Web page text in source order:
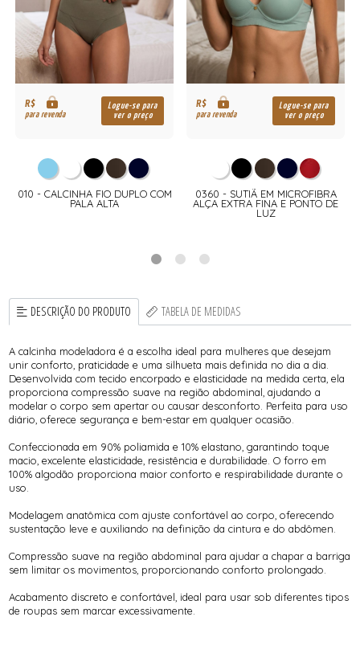
R$
para revenda
Logue-se para
ver o preço
010 - CALCINHA FIO DUPLO COM
PALA ALTA
R$
para revenda
Logue-se para
ver o preço
0360 - SUTIÃ EM MICROFIBRA
ALÇA EXTRA FINA E PONTO DE
LUZ
DESCRIÇÃO DO PRODUTO TABELA DE MEDIDAS
A calcinha modeladora é a escolha ideal para mulheres que desejam
unir conforto, praticidade e uma silhueta mais definida no dia a dia.
Desenvolvida com tecido encorpado e elasticidade na medida certa, ela
proporciona compressão suave na região abdominal, ajudando a
modelar o corpo sem apertar ou causar desconforto. Perfeita para uso
diário, oferece segurança e bem-estar em qualquer ocasião.
Confeccionada em 90% poliamida e 10% elastano, garantindo toque
macio, excelente elasticidade, resistência e durabilidade. O forro em
100% algodão proporciona maior conforto e respirabilidade durante o
uso.
Modelagem anatômica com ajuste confortável ao corpo, oferecendo
sustentação leve e auxiliando na definição da cintura e do abdômen.
Compressão suave na região abdominal para ajudar a chapar a barriga
sem limitar os movimentos, proporcionando conforto prolongado.
Acabamento discreto e confortável, ideal para usar sob diferentes tipos
de roupas sem marcar excessivamente.